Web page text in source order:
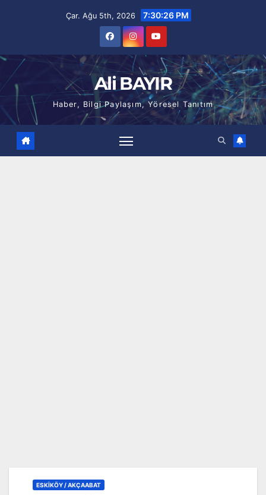
Çar. Ağu 5th, 2026 7:30:27 PM
Ali BAYIR
Haber, Bilgi Paylaşım, Yöresel Tanıtım
ESKİKÖY / AKÇAABAT